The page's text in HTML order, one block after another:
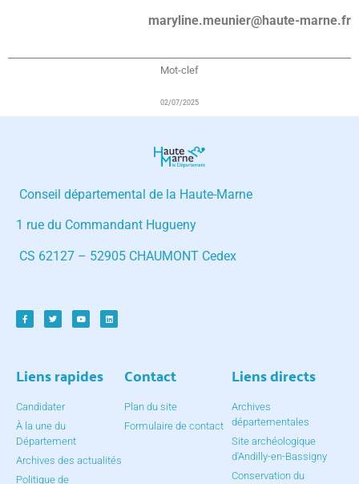
maryline.meunier@haute-marne.fr
Mot-clef
02/07/2025
Conseil départemental de la Haute-Marne
1 rue du Commandant Hugueny
CS 62127 – 52905 CHAUMONT Cedex
Liens rapides
Candidater
À la une du
Département
Archives des actualités
Politique de
Contact
Plan du site
Formulaire de contact
Liens directs
Archives
départementales
Site archéologique
d'Andilly-en-Bassigny
Conservation du